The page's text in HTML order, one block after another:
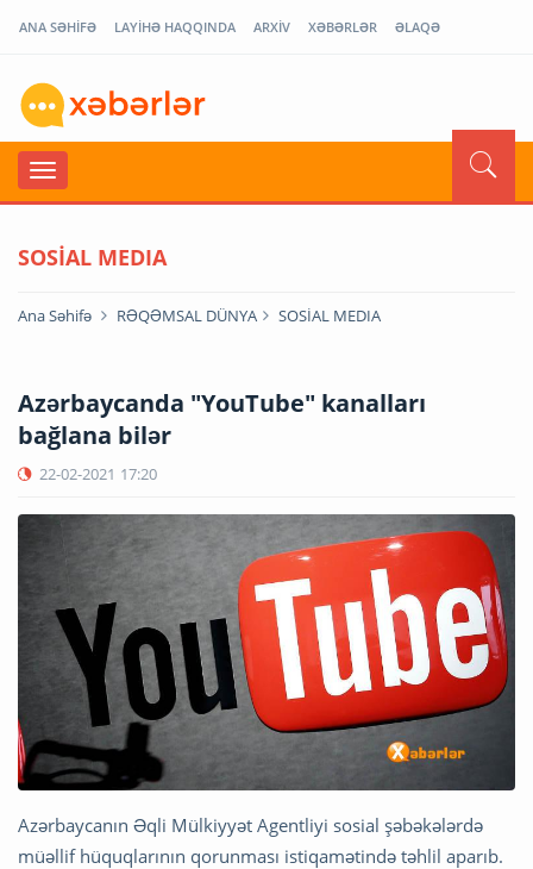
ANA SƏHİFƏ LAYİHƏ HAQQINDA ARXİV XƏBƏRLƏR ƏLAQƏ
SOSİAL MEDIA
Ana Səhifə RƏQƏMSAL DÜNYA SOSİAL MEDIA
Azərbaycanda "YouTube" kanalları
bağlana bilər
22-02-2021 17:20
Azərbaycanın Əqli Mülkiyyət Agentliyi sosial şəbəkələrdə
müəllif hüquqlarının qorunması istiqamətində təhlil aparıb.